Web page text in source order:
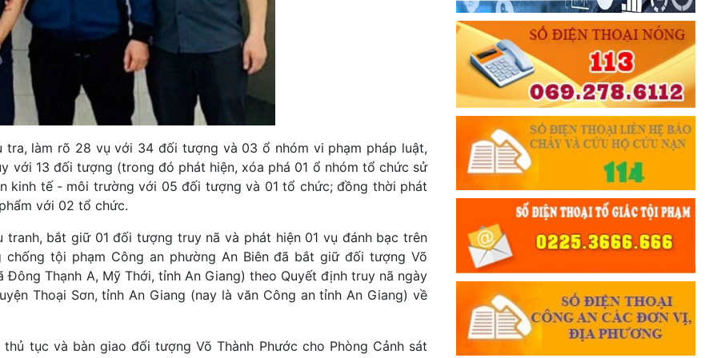
làm rõ 28 vụ với 34 đối tượng và 03 ổ nhóm vi phạm pháp luật,
với 13 đối tượng (trong đó phát hiện, xóa phá 01 ổ nhóm tổ chức sử
kinh tế - môi trường với 05 đối tượng và 01 tổ chức; đồng thời phát
với 02 tổ chức.
bắt giữ 01 đối tượng truy nã và phát hiện 01 vụ đánh bạc trên
tội phạm Công an phường An Biên đã bắt giữ đối tượng Võ
Thạnh A, Mỹ Thới, tỉnh An Giang) theo Quyết định truy nã ngày
Thoại Sơn, tỉnh An Giang (nay là văn Công an tỉnh An Giang) về
tục và bàn giao đối tượng Võ Thành Phước cho Phòng Cảnh sát